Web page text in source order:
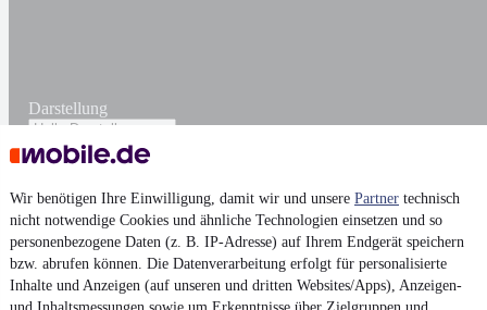
Wir benötigen Ihre Einwilligung, damit wir und unsere Partner technisch
nicht notwendige Cookies und ähnliche Technologien einsetzen und so
personenbezogene Daten (z. B. IP-Adresse) auf Ihrem Endgerät speichern
bzw. abrufen können. Die Datenverarbeitung erfolgt für personalisierte
Inhalte und Anzeigen (auf unseren und dritten Websites/Apps), Anzeigen-
Darstellung